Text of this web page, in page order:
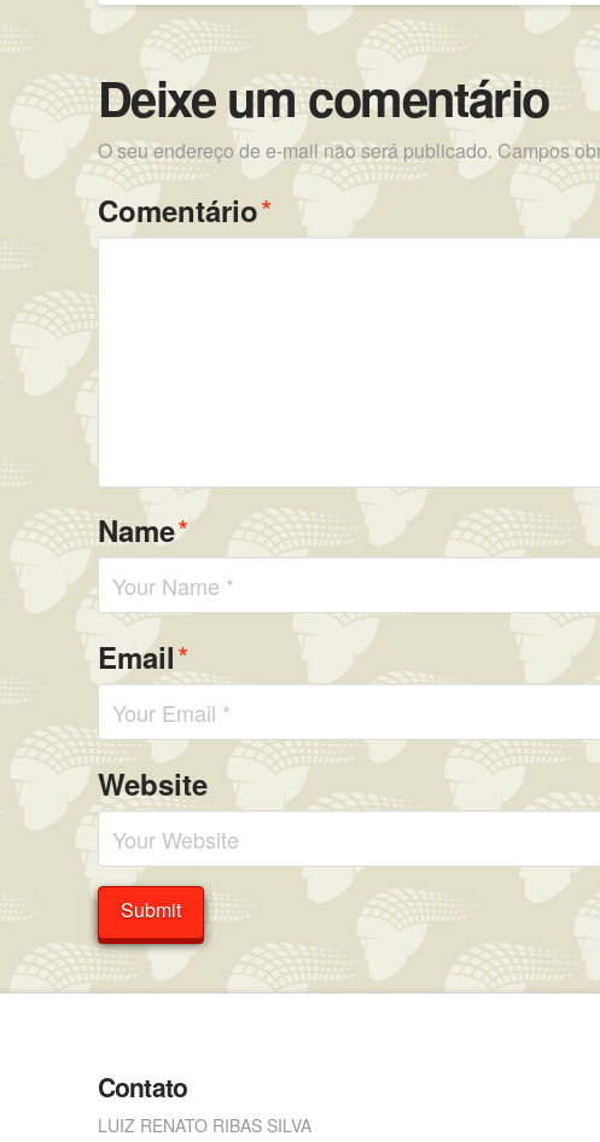
Deixe um comentário
O seu endereço de e-mail não será publicado. Campos
Comentário*
Name*
Email*
Website
Contato
LUIZ RENATO RIBAS SILVA